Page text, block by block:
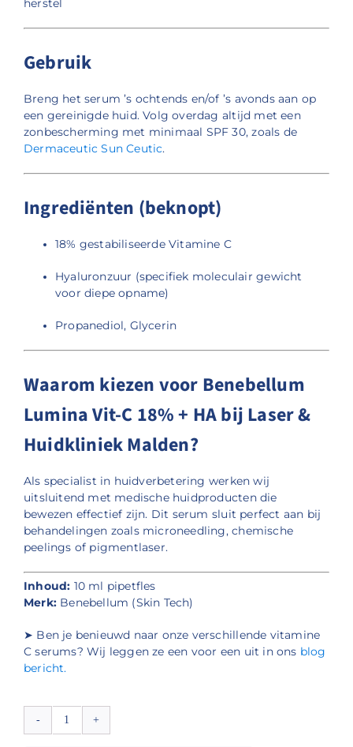
herstel
Gebruik
Breng het serum ’s ochtends en/of ’s avonds aan op
een gereinigde huid. Volg overdag altijd met een
zonbescherming met minimaal SPF 30, zoals de
Dermaceutic Sun Ceutic.
Ingrediënten (beknopt)
18% gestabiliseerde Vitamine C
Hyaluronzuur (specifiek moleculair gewicht
voor diepe opname)
Propanediol, Glycerin
Waarom kiezen voor Benebellum
Lumina Vit-C 18% + HA bij Laser &
Huidkliniek Malden?
Als specialist in huidverbetering werken wij
uitsluitend met medische huidproducten die
bewezen effectief zijn. Dit serum sluit perfect aan bij
behandelingen zoals microneedling, chemische
peelings of pigmentlaser.
Inhoud: 10 ml pipetfles
Merk: Benebellum (Skin Tech)
➤ Ben je benieuwd naar onze verschillende vitamine
C serums? Wij leggen ze een voor een uit in ons blog
bericht.
Benebellum®